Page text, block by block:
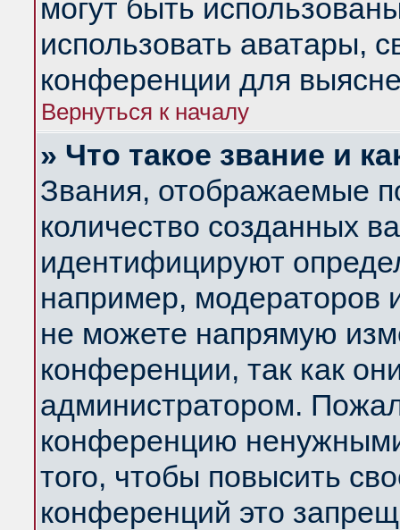
могут быть
использовать аватары,
конференции для
Вернуться к началу
» Что такое звание и
Звания, отображаемые
количество созданных
идентифицируют
например, модераторов
не можете напрямую
конференции, так как
администратором.
конференцию
того, чтобы повысить
конференций это